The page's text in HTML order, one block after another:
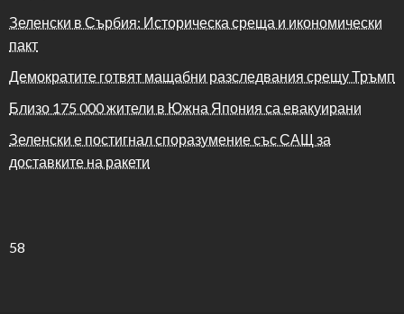
Зеленски в Сърбия: Историческа среща и икономически
пакт
Демократите готвят мащабни разследвания срещу Тръмп
Близо 175 000 жители в Южна Япония са евакуирани
Зеленски е постигнал споразумение със САЩ за
доставките на ракети
58